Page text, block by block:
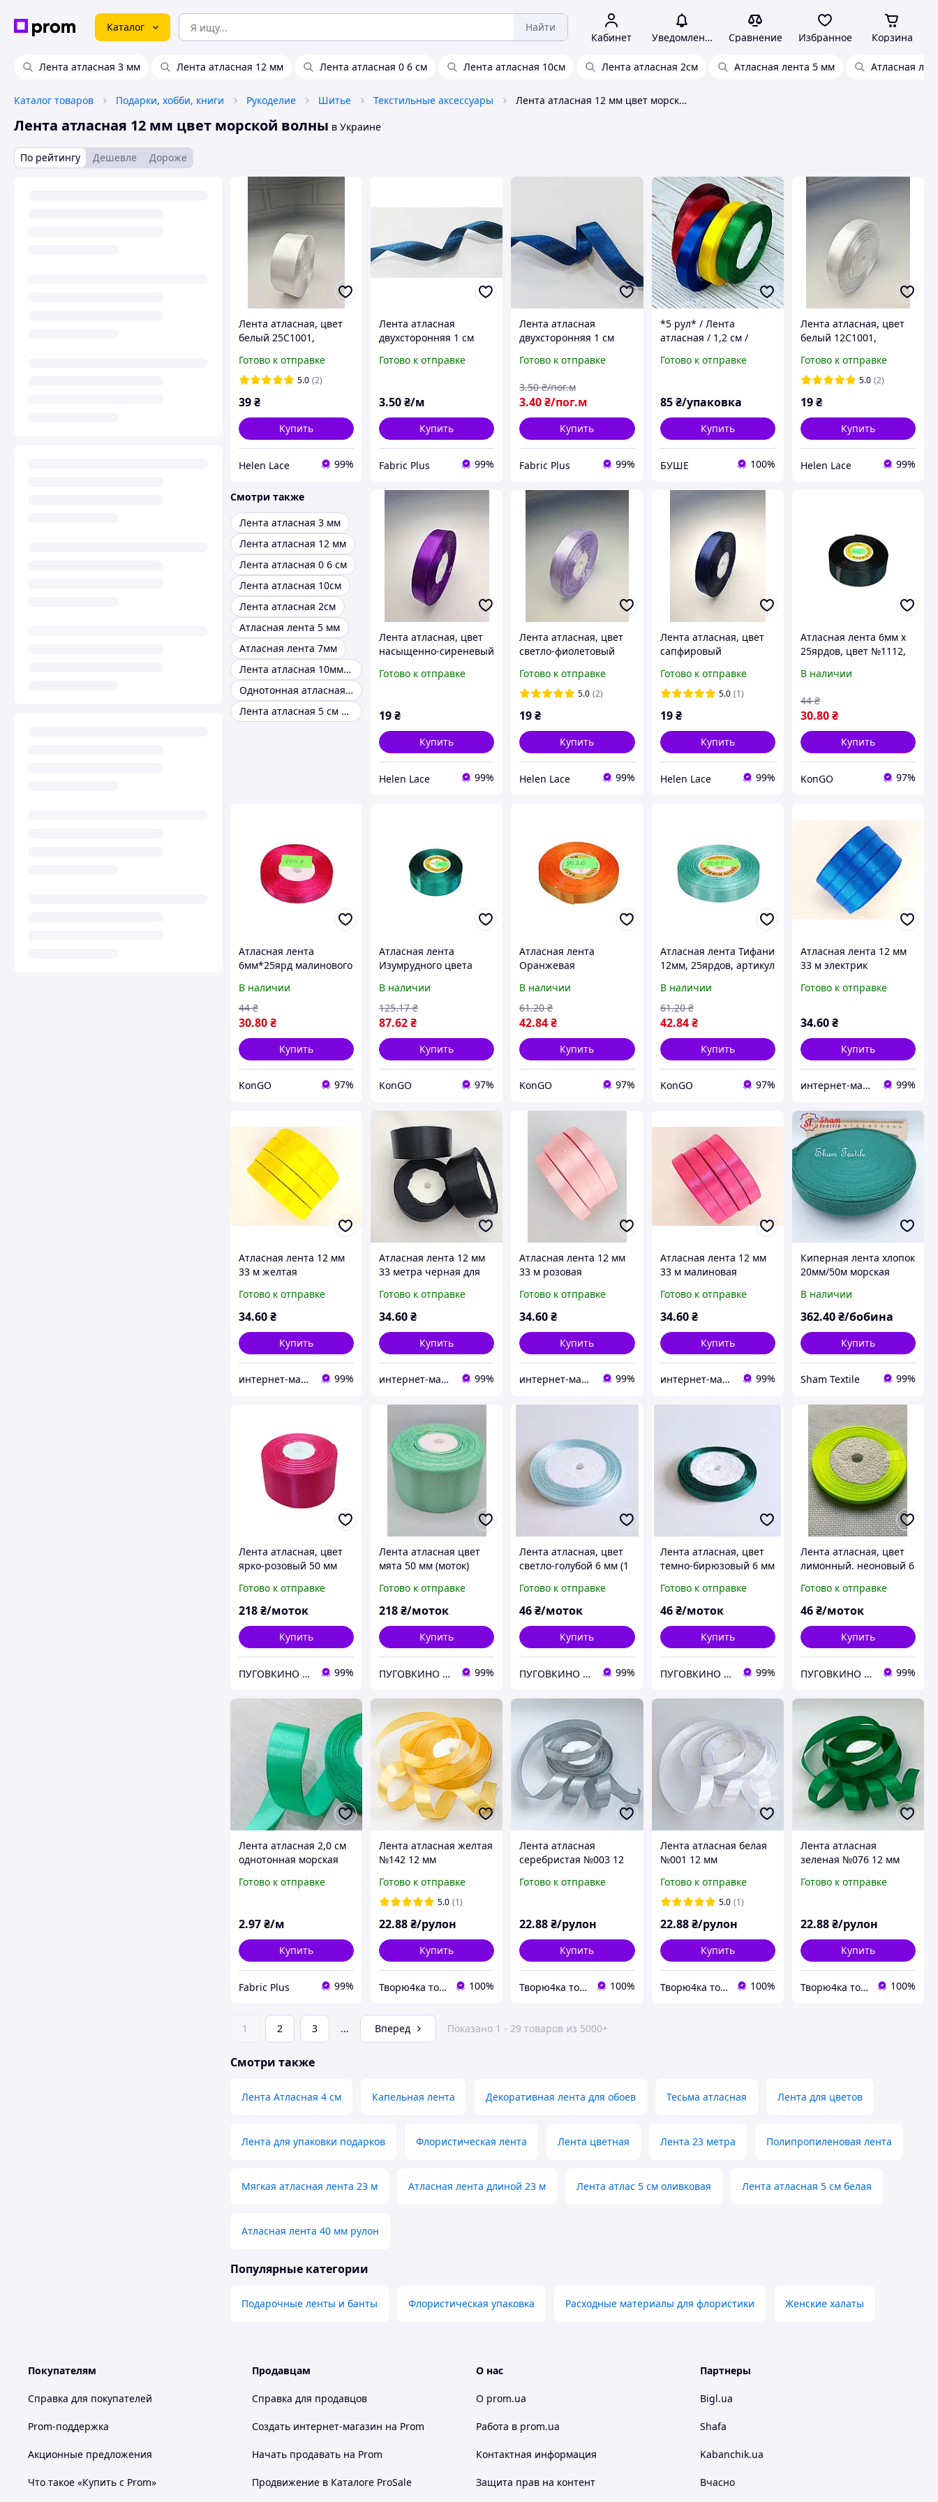
Каталог Найти
Кабинет Уведомления Сравнение Избранное Корзина
Лента атласная 3 мм Лента атласная 12 мм Лента атласная 0 6 см Лента атласная 10см Лента атласная 2см Атласная лента 5 мм Атласная
Каталог товаров Подарки, хобби, книги Рукоделие Шитье Текстильные аксессуары Лента атласная 12 мм цвет морской волны
Лента атласная 12 мм цвет морской волны в Украине
По рейтингу Дешевле Дороже
Лента атласная, цвет
белый 25С1001,
моток 23 м
Готово к отправке
5.0 (2)
39₴
Купить
Helen Lace 99%
Лента атласная
двухсторонняя 1 см
Готово к отправке
3.50₴/м
Купить
Fabric Plus 99%
Лента атласная
двухсторонняя 1 см
Готово к отправке
3.40₴/пог.м
3.50 ₴/пог.м
Купить
Fabric Plus 99%
*5 рул* / Лента
атласная / 1,2 см /
(22,86 м)
Готово к отправке
85 ₴/упаковка
Купить
БУШЕ 100%
Лента атласная, цвет
белый 12С1001,
моток 23 м
Готово к отправке
5.0 (2)
19₴
Купить
Helen Lace 99%
Смотри также
Лента атласная 3 мм
Лента атласная 12 мм
Лента атласная 0 6 см
Лента атласная 10см
Лента атласная 2см
Атласная лента 5 мм
Атласная лента 7мм
Лента атласная 10мм белого цвета
Однотонная атласная лента 40 мм
Лента атласная 5 см 23 м
Лента атласная, цвет
насыщенно-сиреневый
см (12мм), моток 23 м
Готово к отправке
19₴
Купить
Helen Lace 99%
Лента атласная, цвет
светло-фиолетовый
см (12мм), моток 23 м
Готово к отправке
5.0 (2)
19₴
Купить
Helen Lace 99%
Лента атласная, цвет
сапфировый
см (12мм), моток 23 м
Готово к отправке
5.0 (1)
19 ₴
Купить
Helen Lace 99%
Атласная лента 6мм x
25ярдов, цвет №1112,
В наличии
30.80₴
44 ₴
Купить
KonGO 97%
Атласная лента
6мм*25ярд малинового
В наличии
30.80₴
44 ₴
Купить
KonGO 97%
Атласная лента
Изумрудного цвета
артикул №1125, ТМ
КИТАЙ "Lv"
В наличии
87.62₴
125.17 ₴
Купить
KonGO 97%
Атласная лента
Оранжевая
(TM КИТАЙ) "Lv"
В наличии
42.84₴
61.20 ₴
Купить
KonGO 97%
Атласная лента Тифани
12мм, 25ярдов, артикул
В наличии
42.84 ₴
61.20 ₴
Купить
KonGO 97%
Атласная лента 12 мм
33 м электрик
Готово к отправке
34.60₴
Купить
интернет-магазин «ЗАШИВАЙКА» 99%
Атласная лента 12 мм
33 м желтая
Готово к отправке
34.60₴
Купить
интернет-магазин «ЗАШИВАЙКА» 99%
Атласная лента 12 мм
33 метра черная для
Готово к отправке
34.60₴
Купить
интернет-магазин «ЗАШИВАЙКА» 99%
Атласная лента 12 мм
33 м розовая
Готово к отправке
34.60₴
Купить
интернет-магазин «ЗАШИВАЙКА» 99%
Атласная лента 12 мм
33 м малиновая
Готово к отправке
34.60 ₴
Купить
интернет-магазин «ЗАШИВАЙКА» 99%
Киперная лента хлопок
20мм/50м морская
В наличии
362.40₴/бобина
Купить
Sham Textile 99%
Лента атласная, цвет
ярко-розовый 50 мм
Готово к отправке
218₴/моток
Купить
ПУГОВКИНО / PUGOVKINO 99%
Лента атласная цвет
мята 50 мм (моток)
Готово к отправке
218₴/моток
Купить
ПУГОВКИНО / PUGOVKINO 99%
Лента атласная, цвет
светло-голубой 6 мм (1
Готово к отправке
46₴/моток
Купить
ПУГОВКИНО / PUGOVKINO 99%
Лента атласная, цвет
темно-бирюзовый 6 мм
Готово к отправке
46 ₴/моток
Купить
ПУГОВКИНО / PUGOVKINO 99%
Лента атласная, цвет
лимонный. неоновый 6
Готово к отправке
46₴/моток
Купить
ПУГОВКИНО / PUGOVKINO 99%
Лента атласная 2,0 см
однотонная морская
Готово к отправке
2.97₴/м
Купить
Fabric Plus 99%
Лента атласная желтая
№142 12 мм
Готово к отправке
5.0 (1)
22.88₴/рулон
Купить
Творю4ка товары для упаковки и декора 100%
Лента атласная
серебристая №003 12
Готово к отправке
22.88₴/рулон
Купить
Творю4ка товары для упаковки и декора 100%
Лента атласная белая
№001 12 мм
Готово к отправке
5.0 (1)
22.88 ₴/рулон
Купить
Творю4ка товары для упаковки и декора 100%
Лента атласная
зеленая №076 12 мм
Готово к отправке
22.88₴/рулон
Купить
Творю4ка товары для упаковки и декора 100%
1 2 3 ... Вперед Показано 1 - 29 товаров из 5000+
Смотри также
Лента Атласная 4 см Капельная лента Декоративная лента для обоев Тесьма атласная Лента для цветов
Лента для упаковки подарков Флористическая лента Лента цветная Лента 23 метра Полипропиленовая лента
Мягкая атласная лента 23 м Атласная лента длиной 23 м Лента атлас 5 см оливковая Лента атласная 5 см белая
Атласная лента 40 мм рулон
Популярные категории
Подарочные ленты и банты Флористическая упаковка Расходные материалы для флористики Женские халаты
Покупателям
Справка для покупателей
Prom-поддержка
Акционные предложения
Что такое «Купить с Prom»
Продавцам
Справка для продавцов
Создать интернет-магазин на Prom
Начать продавать на Prom
Продвижение в Каталоге ProSale
О нас
О prom.ua
Работа в prom.ua
Контактная информация
Защита прав на контент
Партнеры
Bigl.ua
Shafa
Kabanchik.ua
Вчасно